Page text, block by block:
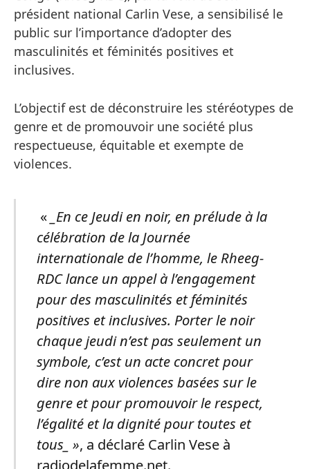
président national Carlin Vese, a sensibilisé le
public sur l’importance d’adopter des
masculinités et féminités positives et
inclusives.
L’objectif est de déconstruire les stéréotypes de
genre et de promouvoir une société plus
respectueuse, équitable et exempte de
violences.
« _En ce Jeudi en noir, en prélude à la
célébration de la Journée
internationale de l’homme, le Rheeg-
RDC lance un appel à l’engagement
pour des masculinités et féminités
positives et inclusives. Porter le noir
chaque jeudi n’est pas seulement un
symbole, c’est un acte concret pour
dire non aux violences basées sur le
genre et pour promouvoir le respect,
l’égalité et la dignité pour toutes et
tous_ », a déclaré Carlin Vese à
radiodelafemme.net.